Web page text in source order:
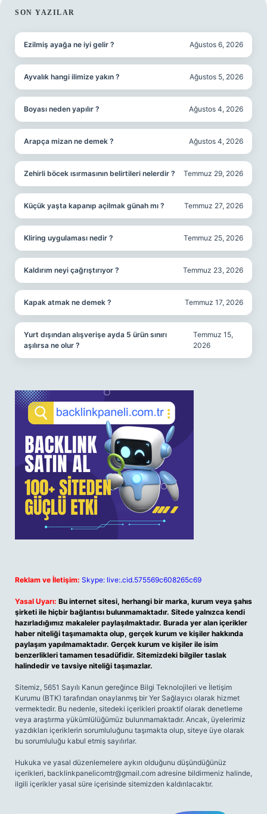
SIDEBAR
SON YAZILAR
Ezilmiş ayağa ne iyi gelir ? Ağustos 6, 2026
Ayvalık hangi ilimize yakın ? Ağustos 5, 2026
Boyası neden yapılır ? Ağustos 4, 2026
Arapça mizan ne demek ? Ağustos 4, 2026
Zehirli böcek ısırmasının belirtileri nelerdir ? Temmuz 29, 2026
Küçük yaşta kapanıp açilmak günah mı ? Temmuz 27, 2026
Kliring uygulaması nedir ? Temmuz 25, 2026
Kaldırım neyi çağrıştırıyor ? Temmuz 23, 2026
Kapak atmak ne demek ? Temmuz 17, 2026
Yurt dışından alışverişe ayda 5 ürün sınırı
aşılırsa ne olur ?
Temmuz 15,
2026
Reklam ve İletişim: Skype: live:.cid.575569c608265c69
Yasal Uyarı: Bu internet sitesi, herhangi bir marka, kurum veya şahıs
şirketi ile hiçbir bağlantısı bulunmamaktadır. Sitede yalnızca kendi
hazırladığımız makaleler paylaşılmaktadır. Burada yer alan içerikler
haber niteliği taşımamakta olup, gerçek kurum ve kişiler hakkında
paylaşım yapılmamaktadır. Gerçek kurum ve kişiler ile isim
benzerlikleri tamamen tesadüfidir. Sitemizdeki bilgiler taslak
halindedir ve tavsiye niteliği taşımazlar.
Sitemiz, 5651 Sayılı Kanun gereğince Bilgi Teknolojileri ve İletişim
Kurumu (BTK) tarafından onaylanmış bir Yer Sağlayıcı olarak hizmet
vermektedir. Bu nedenle, sitedeki içerikleri proaktif olarak denetleme
veya araştırma yükümlülüğümüz bulunmamaktadır. Ancak, üyelerimiz
yazdıkları içeriklerin sorumluluğunu taşımakta olup, siteye üye olarak
bu sorumluluğu kabul etmiş sayılırlar.
Hukuka ve yasal düzenlemelere aykırı olduğunu düşündüğünüz
içerikleri, backlinkpanelicomtr@gmail.com adresine bildirmeniz halinde,
ilgili içerikler yasal süre içerisinde sitemizden kaldırılacaktır.